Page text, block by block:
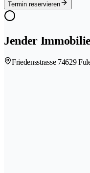
Termin reservieren
Jender
Friedensstrasse 74629